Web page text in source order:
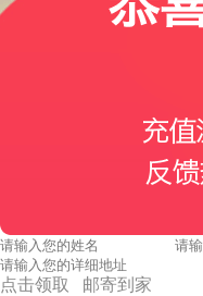
点击领取 邮寄到家